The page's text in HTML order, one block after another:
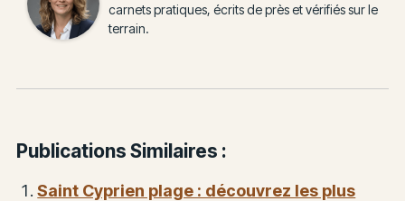
carnets pratiques, écrits de près et vérifiés sur le
terrain.
Publications Similaires :
Saint Cyprien plage : découvrez les plus